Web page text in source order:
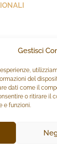
Gestisci
del
dati come il
o ritirare il
e funzioni.